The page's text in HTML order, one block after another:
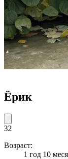
Ёрик
32
Возраст:
1 год 10